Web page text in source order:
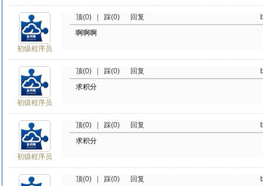
初级程序员
顶(0) | 踩(0)
回复
啊啊啊
初级程序员
顶(0) | 踩(0)
回复
求积分
初级程序员
顶(0) | 踩(0)
回复
求积分
顶(0) | 踩(0)
回复